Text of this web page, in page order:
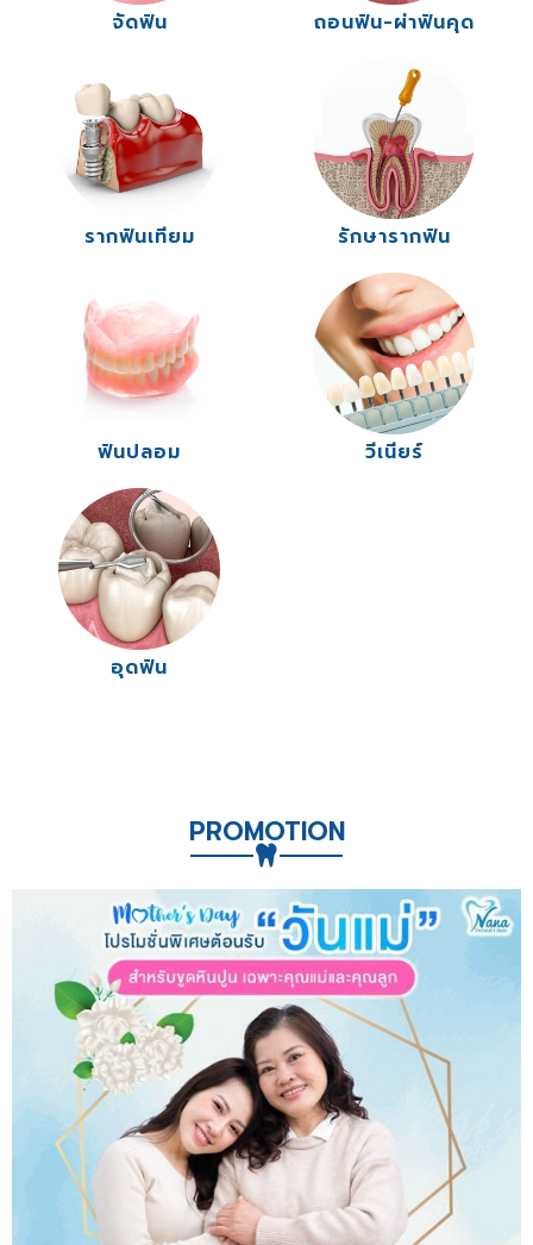
จัดฟัน ถอนฟัน-ผ่าฟันคุด
รากฟันเทียม รักษารากฟัน
ฟันปลอม วีเนียร์
อุดฟัน
PROMOTION